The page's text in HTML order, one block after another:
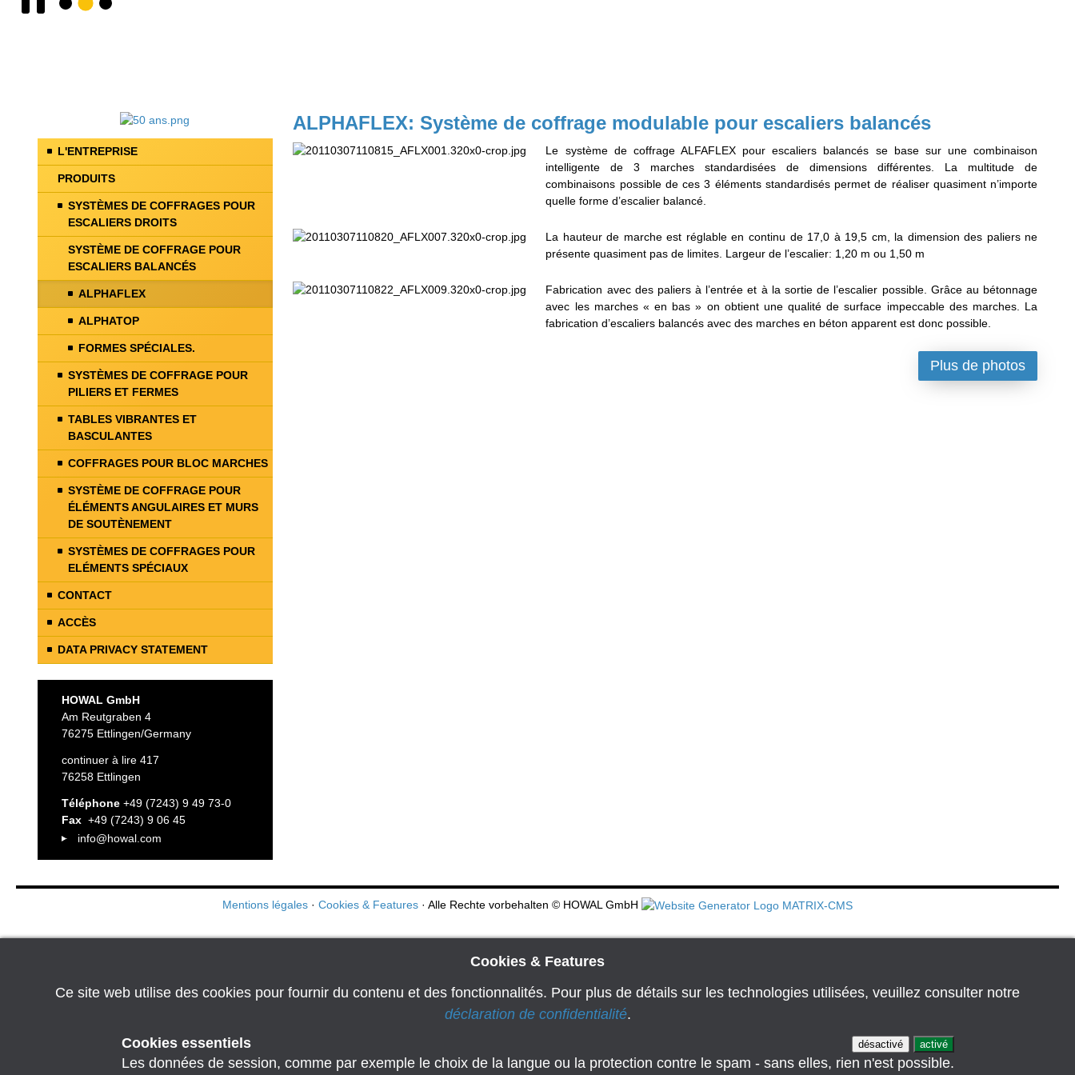
L'ENTREPRISE
PRODUITS
SYSTÈMES DE COFFRAGES POUR
ESCALIERS DROITS
SYSTÈME DE COFFRAGE POUR
ESCALIERS BALANCÉS
ALPHAFLEX
ALPHATOP
FORMES SPÉCIALES.
SYSTÈMES DE COFFRAGE POUR
PILIERS ET FERMES
TABLES VIBRANTES ET
BASCULANTES
COFFRAGES POUR BLOC MARCHES
SYSTÈME DE COFFRAGE POUR
ÉLÉMENTS ANGULAIRES ET MURS
DE SOUTÈNEMENT
SYSTÈMES DE COFFRAGES POUR
ELÉMENTS SPÉCIAUX
CONTACT
ACCÈS
DATA PRIVACY STATEMENT
HOWAL GmbH
Am Reutgraben 4
76275 Ettlingen/Germany
continuer à lire 417
76258 Ettlingen
Téléphone+49 (7243) 9 49 73-0
Fax+49 (7243) 9 06 45
info@howal.com
ALPHAFLEX: Système de coffrage modulable pour escaliers balancés
Le système de coffrage ALFAFLEX pour escaliers balancés se base sur une combinaison
intelligente de 3 marches standardisées de dimensions différentes. La multitude de
combinaisons possible de ces 3 éléments standardisés permet de réaliser quasiment n’importe
quelle forme d’escalier balancé.
La hauteur de marche est réglable en continu de 17,0 à 19,5 cm, la dimension des paliers ne
présente quasiment pas de limites. Largeur de l’escalier: 1,20 m ou 1,50 m
Fabrication avec des paliers à l’entrée et à la sortie de l’escalier possible. Grâce au bétonnage
avec les marches « en bas » on obtient une qualité de surface impeccable des marches. La
fabrication d’escaliers balancés avec des marches en béton apparent est donc possible.
Plus de photos
Mentions légales · Cookies & Features · Alle Rechte vorbehalten © HOWAL GmbH
Cookies & Features
Ce site web utilise des cookies pour fournir du contenu et des fonctionnalités. Pour plus de détails sur les technologies utilisées, veuillez consulter notre
déclaration de confidentialité.
Cookies essentiels
désactivé activé
Les données de session, comme par exemple le choix de la langue ou la protection contre le spam - sans elles, rien n'est possible.